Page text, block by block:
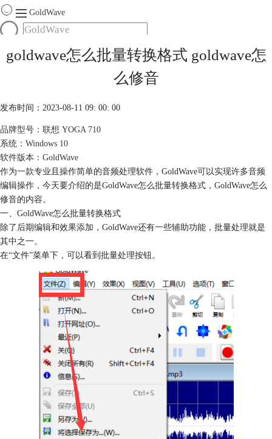
GoldWave
产品
购买
goldwave怎么批量转换格式 goldwave怎
么修音
发布时间：2023-08-11 09: 00: 00
品牌型号：联想 YOGA 710
系统：Windows 10
软件版本：GoldWave
作为一款专业且操作简单的音频处理软件，GoldWave可以实现许多音频
编辑操作，今天要介绍的是GoldWave怎么批量转换格式，GoldWave怎么
修音的内容。
一、GoldWave怎么批量转换格式
除了后期编辑和效果添加，GoldWave还有一些辅助功能，批量处理就是
其中之一。
在“文件”菜单下，可以看到批量处理按钮。